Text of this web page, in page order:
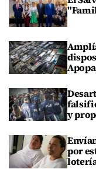
y
por